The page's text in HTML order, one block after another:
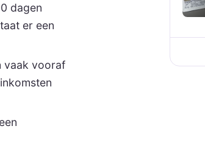
dagen
er een
vaak vooraf